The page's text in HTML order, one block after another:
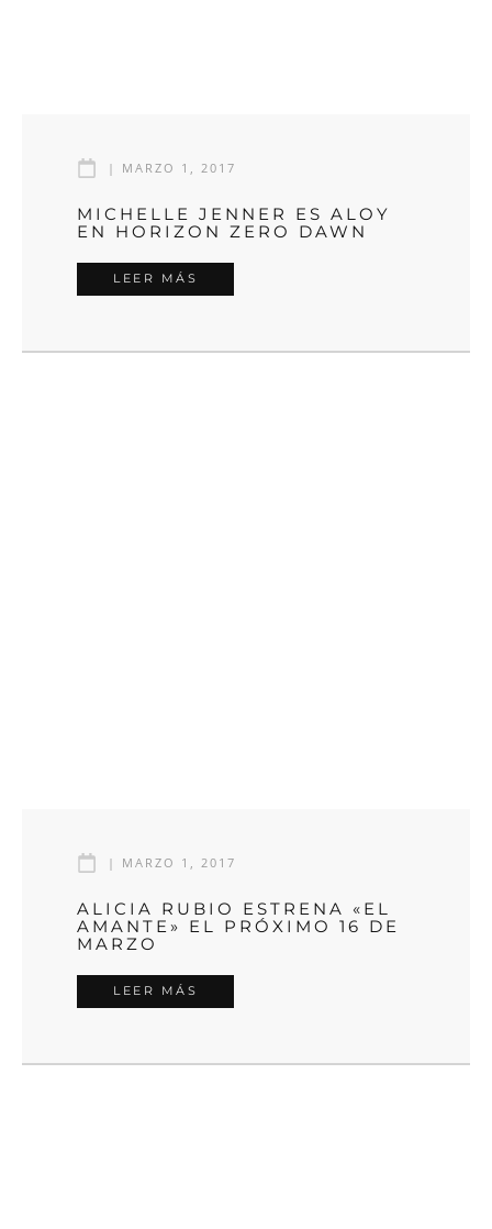
| MARZO 1, 2017
MICHELLE JENNER ES ALOY
EN HORIZON ZERO DAWN
LEER MÁS
| MARZO 1, 2017
ALICIA RUBIO ESTRENA «EL
AMANTE» EL PRÓXIMO 16 DE
MARZO
LEER MÁS